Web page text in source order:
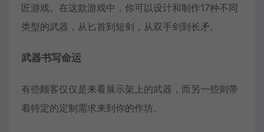
匠游戏。在这款游戏中，你可以设计和制作17种不同
类型的武器，从匕首到短剑，从双手剑到长矛。
武器书写命运
有些顾客仅仅是来看展示架上的武器，而另一些则带
着特定的定制需求来到你的作坊。